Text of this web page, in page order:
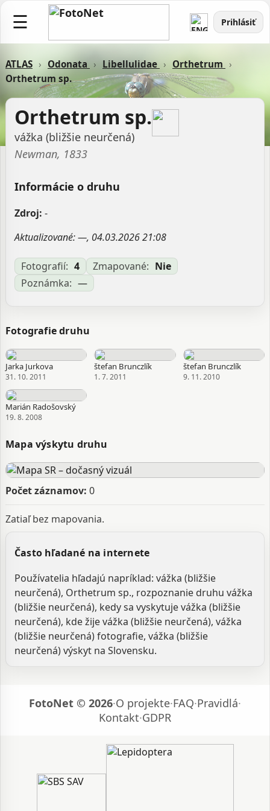
☰ Prihlásiť
ATLAS › Odonata › Libellulidae › Orthetrum ›
Orthetrum sp.
Orthetrum sp.
vážka (bližšie neurčená)
Newman, 1833
Informácie o druhu
Zdroj: -
Aktualizované: —, 04.03.2026 21:08
Fotografií: 4 Zmapované: Nie
Poznámka: —
Fotografie druhu
Jarka Jurkova
31. 10. 2011
štefan Brunczlík
1. 7. 2011
štefan Brunczlík
9. 11. 2010
Marián Radošovský
19. 8. 2008
Mapa výskytu druhu
Počet záznamov: 0
Zatiaľ bez mapovania.
Často hľadané na internete
Používatelia hľadajú napríklad: vážka (bližšie
neurčená), Orthetrum sp., rozpoznanie druhu vážka
(bližšie neurčená), kedy sa vyskytuje vážka (bližšie
neurčená), kde žije vážka (bližšie neurčená), vážka
(bližšie neurčená) fotografie, vážka (bližšie
neurčená) výskyt na Slovensku.
FotoNet © 2026·O projekte·FAQ·Pravidlá·
Kontakt·GDPR